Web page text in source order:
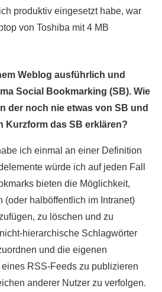
produktiv eingesetzt habe, war
von Toshiba mit 4 MB
Weblog ausführlich und
Social Bookmarking (SB). Wie
der noch nie etwas von SB und
Kurzform das SB erklären?
ich einmal an einer Definition
würde ich auf jeden Fall
bieten die Möglichkeit,
(oder halböffentlich im Intranet)
zu löschen und zu
hierarchische Schlagwörter
und die eigenen
RSS-Feeds zu publizieren
anderer Nutzer zu verfolgen.